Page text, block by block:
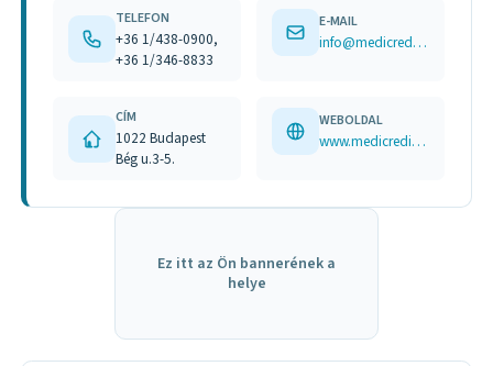
TELEFON
+36 1/438-0900,
+36 1/346-8833
E-MAIL
info@medicredit.hu
CÍM
1022 Budapest
Bég u.3-5.
WEBOLDAL
www.medicredit.hu
Ez itt az Ön bannerének a
helye